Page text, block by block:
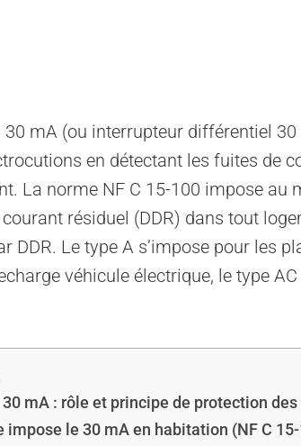
mA (ou interrupteur différentiel
en détectant les fuites de
La norme NF C 15-100 impose
résiduel (DDR) dans tout
DDR. Le type A s’impose pour les
véhicule électrique, le type
mA : rôle et principe de protection des
impose le 30 mA en habitation (NF C